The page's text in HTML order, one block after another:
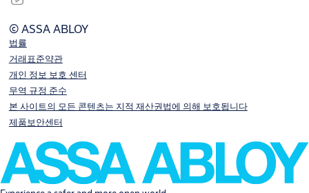
© ASSA ABLOY
법률
거래표준약관
개인 정보 보호 센터
무역 규정 준수
본 사이트의 모든 콘텐츠는 지적 재산권법에 의해 보호됩니다
제품보안센터